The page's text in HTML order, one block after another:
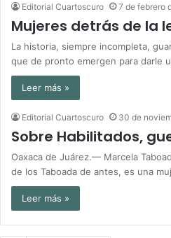
Editorial Cuartoscuro 7 de febrero
Mujeres detrás de la
La historia, siempre incompleta,
que de pronto emergen para darle
Leer más »
Editorial Cuartoscuro 30 de
Sobre Habilitados,
Oaxaca de Juárez.— Marcela
de los Taboada de antes, es una
Leer más »